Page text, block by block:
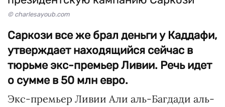
© charlesayoub.com
Саркози все же брал деньги у Каддафи,
утверждает находящийся сейчас в
тюрьме экс-премьер Ливии. Речь идет
о сумме в 50 млн евро.
Экс-премьер Ливии Али аль-Багдади аль-